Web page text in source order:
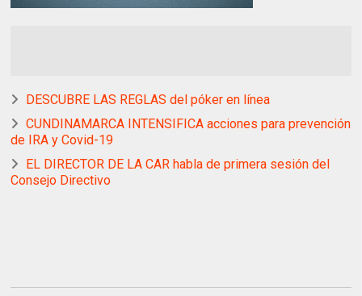
DESCUBRE LAS REGLAS del póker en línea
CUNDINAMARCA INTENSIFICA acciones para prevención
de IRA y Covid-19
EL DIRECTOR DE LA CAR habla de primera sesión del
Consejo Directivo